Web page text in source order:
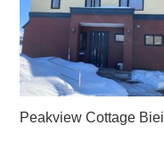
Peakview Cottage Biei